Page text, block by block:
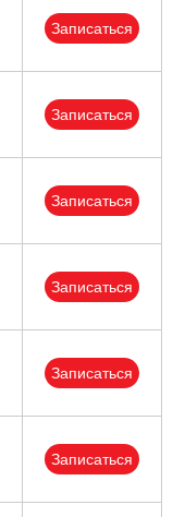
Записаться
Записаться
Записаться
Записаться
Записаться
Записаться